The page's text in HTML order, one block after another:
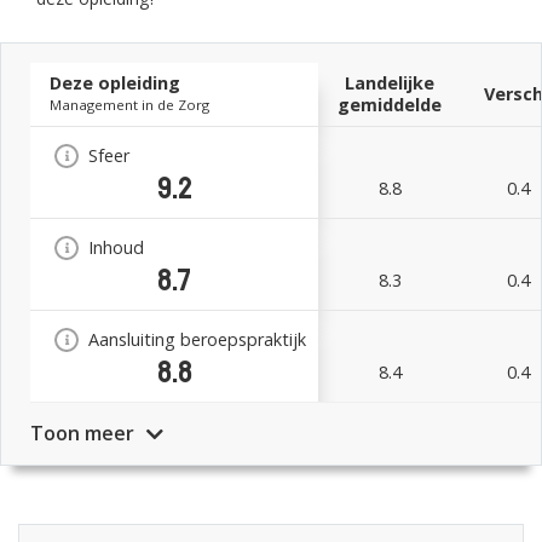
Na de opleiding kunt u vanuit een middenkaderpositie
resultaatgericht leiding geven aan teams.
Deze opleiding
Management in de Zorg
Landelijke
gemiddelde
Sfeer
9.2 8.8 0.4
Inhoud
8.7 8.3 0.4
Aansluiting beroepspraktijk
8.8 8.4 0.4
Toon meer